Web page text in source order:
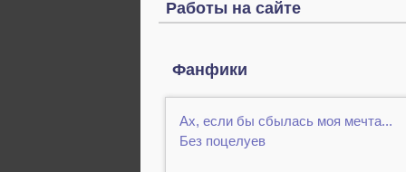
Работы на сайте
Фанфики
Ах, если бы сбылась моя мечта...
Без поцелуев